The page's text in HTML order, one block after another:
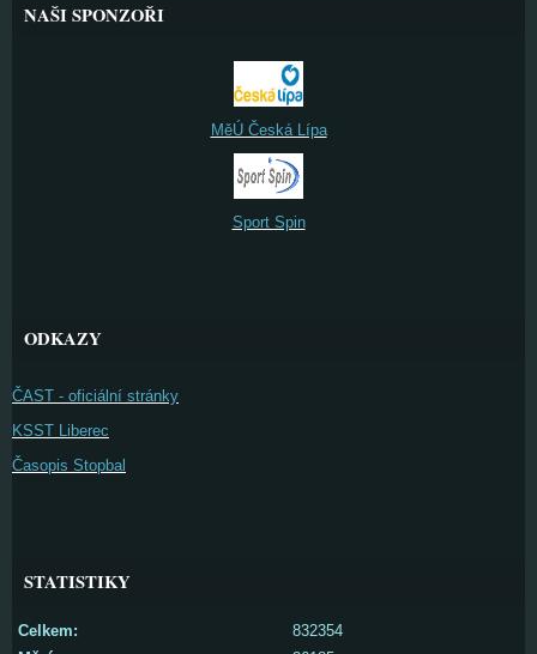
NAŠI SPONZOŘI
MěÚ Česká Lípa
Sport Spin
ODKAZY
ČAST - oficiální stránky
KSST Liberec
Časopis Stopbal
STATISTIKY
Celkem:
832354